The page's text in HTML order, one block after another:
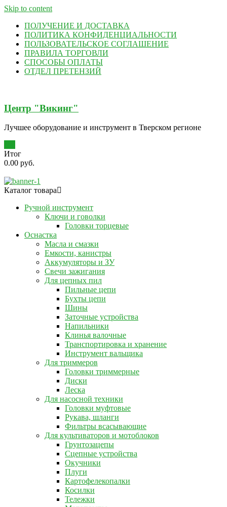
Skip to content
ПОЛУЧЕНИЕ И ДОСТАВКА
ПОЛИТИКА КОНФИДЕНЦИАЛЬНОСТИ
ПОЛЬЗОВАТЕЛЬСКОЕ СОГЛАШЕНИЕ
ПРАВИЛА ТОРГОВЛИ
СПОСОБЫ ОПЛАТЫ
ОТДЕЛ ПРЕТЕНЗИЙ
Центр "Викинг"
Лучшее оборудование и инструмент в Тверском регионе
Итог
0.00 руб.
Каталог товара
Ручной инструмент
Ключи и говолки
Головки торцевые
Оснастка
Масла и смазки
Емкости, канистры
Аккумуляторы и ЗУ
Свечи зажигания
Для цепных пил
Пильные цепи
Бухты цепи
Шины
Заточные устройства
Напильники
Клинья валочные
Транспортировка и хранение
Инструмент вальщика
Для триммеров
Головки триммерные
Диски
Леска
Для насосной техники
Головки муфтовые
Рукава, шланги
Фильтры всасывающие
Для культиваторов и мотоблоков
Грунтозацепы
Сцепные устройства
Окучники
Плуги
Картофелекопалки
Косилки
Тележки